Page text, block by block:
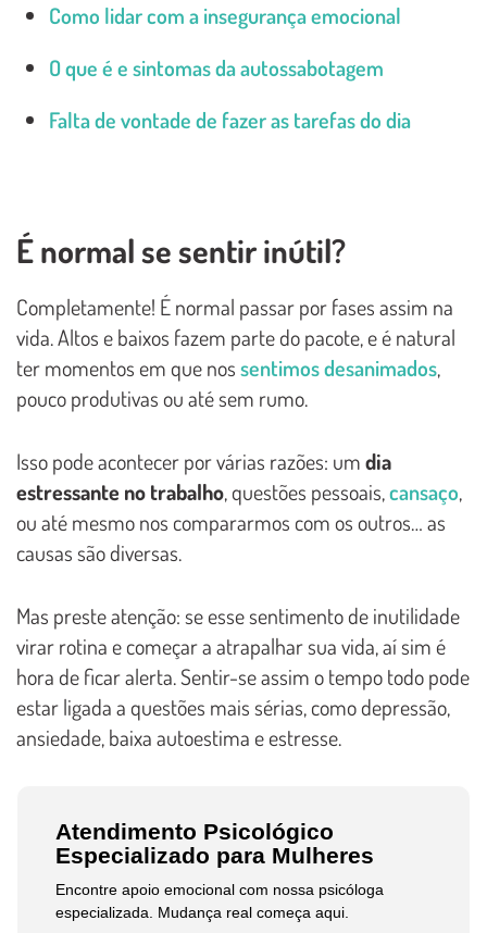
Como lidar com a insegurança emocional
O que é e sintomas da autossabotagem
Falta de vontade de fazer as tarefas do dia
É normal se sentir inútil?
Completamente! É normal passar por fases assim na
vida. Altos e baixos fazem parte do pacote, e é natural
ter momentos em que nossentimos desanimados,
pouco produtivas ou até sem rumo.
Isso pode acontecer por várias razões: umdia
estressante no trabalho, questões pessoais,cansaço,
ou até mesmo nos compararmos com os outros… as
causas são diversas.
Mas preste atenção: se esse sentimento de inutilidade
virar rotina e começar a atrapalhar sua vida, aí sim é
hora de ficar alerta. Sentir-se assim o tempo todo pode
estar ligada a questões mais sérias, como depressão,
ansiedade, baixa autoestima e estresse.
Atendimento Psicológico
Especializado para Mulheres
Encontre apoio emocional com nossa psicóloga
especializada. Mudança real começa aqui.